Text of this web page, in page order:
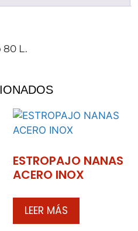
80 L.
ESTROPAJO NANAS
ACERO INOX
LEER MÁS